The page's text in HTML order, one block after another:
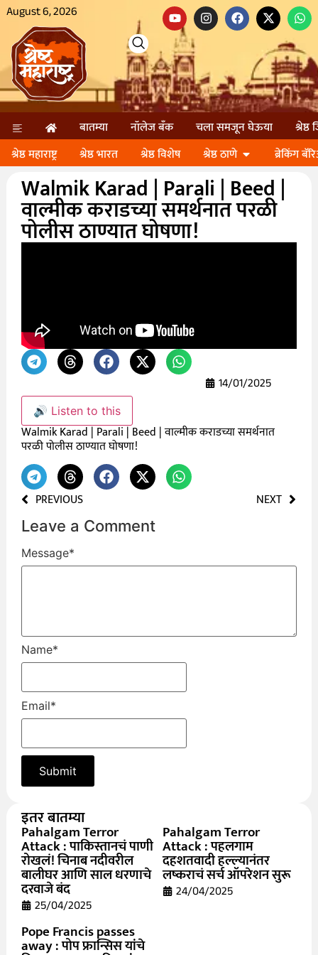
August 6, 2026
बातम्या नॉलेज बॅंक चला समजून घेऊया
श्रेष्ठ
श्रेष्ठ महाराष्ट्र
श्रेष्ठ भारत श्रेष्ठ विशेष श्रेष्ठ ठाणे ब्रेकिंग
Walmik Karad | Parali | Beed |
वाल्मीक कराडच्या समर्थनात परळी
पोलीस ठाण्यात घोषणा!
14/01/2025
🔊 Listen to this
Walmik Karad | Parali | Beed | वाल्मीक कराडच्या समर्थनात
परळी पोलीस ठाण्यात घोषणा!
PREVIOUS NEXT
Leave a Comment
Message*
Name*
Email*
इतर बातम्या
Pahalgam Terror
Attack : पाकिस्तानचं पाणी
रोखलं! चिनाब नदीवरील
बालीघर आणि साल धरणाचे
दरवाजे बंद
25/04/2025
Pahalgam Terror
Attack : पहलगाम
दहशतवादी हल्ल्यानंतर
लष्कराचं सर्च ऑपरेशन सुरू
24/04/2025
Pope Francis passes
away : पोप फ्रान्सिस यांचे